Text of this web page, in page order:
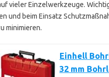
vieler Einzelwerkzeuge.
und beim Einsatz
minimieren.
Einhell
32 mm